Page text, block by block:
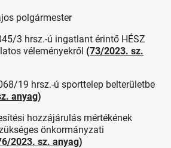
polgármester
3 hrsz.-ú ingatlant érintő HÉSZ
véleményekről (73/2023. sz.
19 hrsz.-ú sporttelep belterületbe
anyag)
hozzájárulás mértékének
önkormányzati
2023. sz. anyag)